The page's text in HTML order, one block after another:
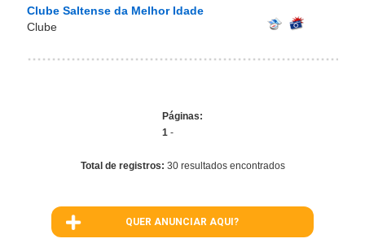
Clube Saltense da Melhor Idade
Clube
Páginas:
1 -
Total de registros: 30 resultados encontrados
QUER ANUNCIAR AQUI?